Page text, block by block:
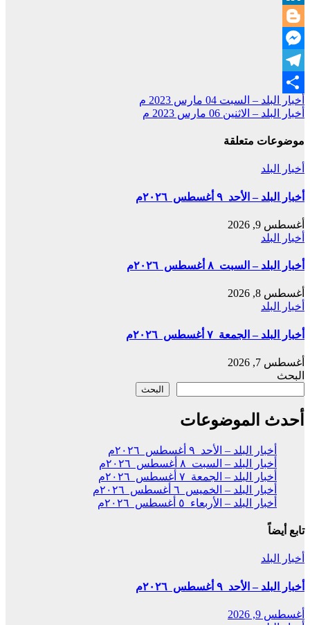
LinkedIn
Blogger
Messenger
Telegram
Share
تصفّح
المقالات
أخبار البلد – السبت 04 مارس 2023 م
أخبار البلد – الاثنين 06 مارس 2023 م
موضوعات متعلقة
أخبار البلد
أخبار البلد – الأحد ٩ أغسطس ٢٠٢٦م
أغسطس 9, 2026
أخبار البلد
أخبار البلد – السبت ٨ أغسطس ٢٠٢٦م
أغسطس 8, 2026
أخبار البلد
أخبار البلد – الجمعة ٧ أغسطس ٢٠٢٦م
أغسطس 7, 2026
البحث
البحث
أحدث الموضوعات
أخبار البلد – الأحد ٩ أغسطس ٢٠٢٦م
أخبار البلد – السبت ٨ أغسطس ٢٠٢٦م
أخبار البلد – الجمعة ٧ أغسطس ٢٠٢٦م
أخبار البلد – الخميس ٦ أغسطس ٢٠٢٦م
أخبار البلد – الأربعاء ٥ أغسطس ٢٠٢٦م
تابع أيضاً
أخبار البلد
أخبار البلد – الأحد ٩ أغسطس ٢٠٢٦م
أغسطس 9, 2026